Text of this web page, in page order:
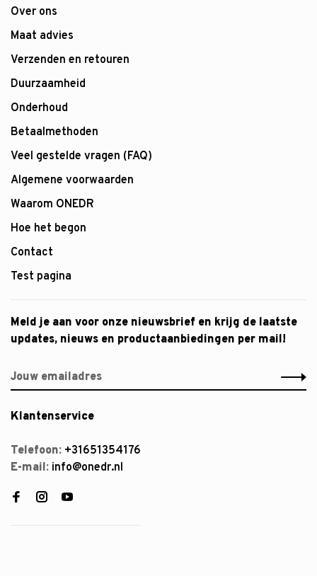
Over ons
Maat advies
Verzenden en retouren
Duurzaamheid
Onderhoud
Betaalmethoden
Veel gestelde vragen (FAQ)
Algemene voorwaarden
Waarom ONEDR
Hoe het begon
Contact
Test pagina
Meld je aan voor onze nieuwsbrief en krijg de laatste
updates, nieuws en productaanbiedingen per mail!
Klantenservice
Telefoon: +31651354176
E-mail: info@onedr.nl